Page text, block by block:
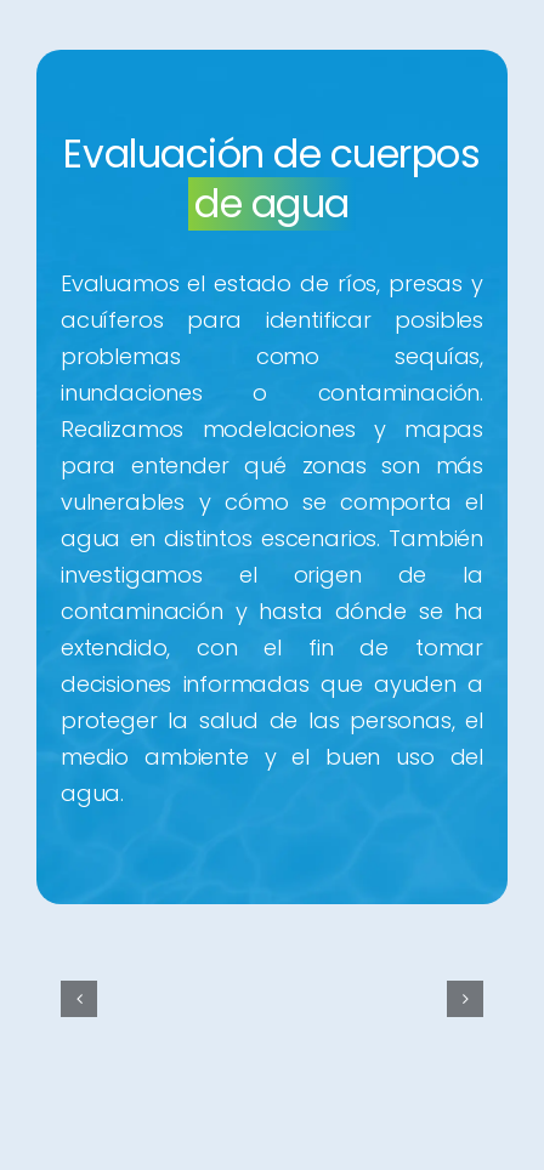
Evaluación de cuerpos
de agua
Evaluamos el estado de ríos, presas y
acuíferos para identificar posibles
problemas como sequías,
inundaciones o contaminación.
Realizamos modelaciones y mapas
para entender qué zonas son más
vulnerables y cómo se comporta el
agua en distintos escenarios. También
investigamos el origen de la
contaminación y hasta dónde se ha
extendido, con el fin de tomar
decisiones informadas que ayuden a
proteger la salud de las personas, el
medio ambiente y el buen uso del
agua.